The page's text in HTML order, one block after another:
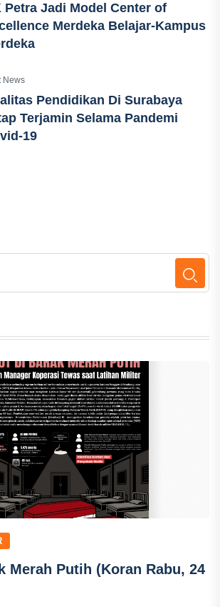
Petra Jadi Model Center of
Merdeka Belajar-Kampus
News
Pendidikan Di Surabaya
Terjamin Selama Pandemi
19
Merah Putih (Koran Rabu, 24